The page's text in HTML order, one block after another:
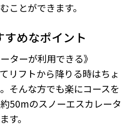
ことができます。
めなポイント
ターが利用できる》
リフトから降りる時はちょ
そんな方でも楽にコースを
50mのスノーエスカレータ
す。